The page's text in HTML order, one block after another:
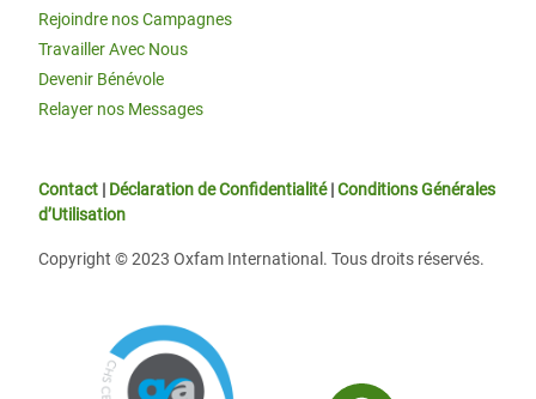
Rejoindre nos Campagnes
Travailler Avec Nous
Devenir Bénévole
Relayer nos Messages
Contact | Déclaration de Confidentialité|Conditions Générales
d’Utilisation
Copyright © 2023 Oxfam International. Tous droits réservés.